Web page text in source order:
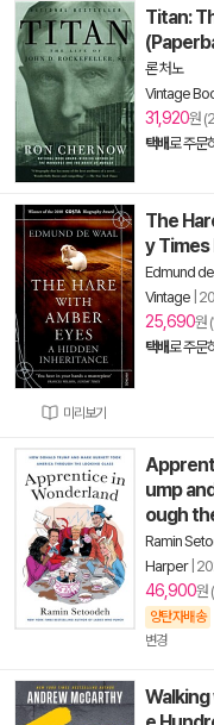
Titan:
론 처노
Vintage
31,920원
택배로 주문
미리보기
The
y
Edmund
Vintage
25,690원
택배로 주문
ump
ough
Ramin
Harper|
46,900원
양탄자배송
변경
Walking